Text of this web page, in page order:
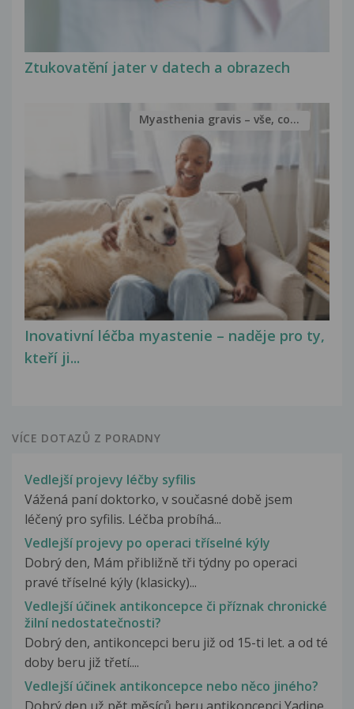
Ztukovatění jater v datech a obrazech
Inovativní léčba myastenie – naděje pro ty,
kteří ji...
Myasthenia gravis – vše, co...
VÍCE DOTAZŮ Z PORADNY
Vedlejší projevy léčby syfilis
Vážená paní doktorko, v současné době jsem
léčený pro syfilis. Léčba probíhá...
Vedlejší projevy po operaci tříselné kýly
Dobrý den, Mám přibližně tři týdny po operaci
pravé tříselné kýly (klasicky)...
Vedlejší účinek antikoncepce či příznak chronické
žilní nedostatečnosti?
Dobrý den, antikoncepci beru již od 15-ti let. a od té
doby beru již třetí....
Vedlejší účinek antikoncepce nebo něco jiného?